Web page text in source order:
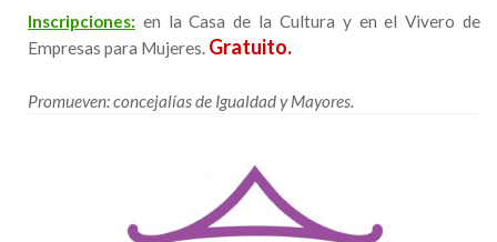
Inscripciones: en la Casa de la Cultura y en el Vivero de
Empresas para Mujeres. Gratuito.
Promueven: concejalías de Igualdad y Mayores.